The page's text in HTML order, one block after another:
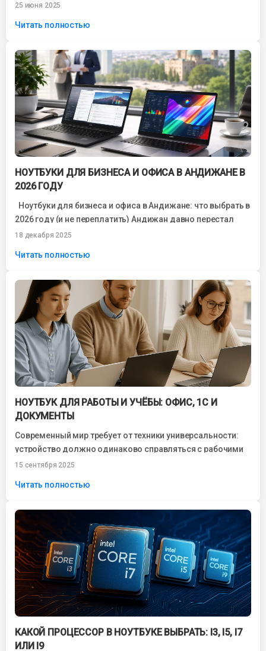
ноутбуки для студентов...
25 июня 2025
Читать полностью
НОУТБУКИ ДЛЯ БИЗНЕСА И ОФИСА В АНДИЖАНЕ В
2026 ГОДУ
Ноутбуки для бизнеса и офиса в Андижане: что выбрать в
2026 году (и не переплатить) Андижан давно перестал
быть...
18 декабря 2025
Читать полностью
НОУТБУК ДЛЯ РАБОТЫ И УЧЁБЫ: ОФИС, 1С И
ДОКУМЕНТЫ
Современный мир требует от техники универсальности:
устройство должно одинаково справляться с рабочими
задачами и быть удобным для обучения. Поэтому
15 сентября 2025
Читать полностью
КАКОЙ ПРОЦЕССОР В НОУТБУКЕ ВЫБРАТЬ: I3, I5, I7
ИЛИ I9